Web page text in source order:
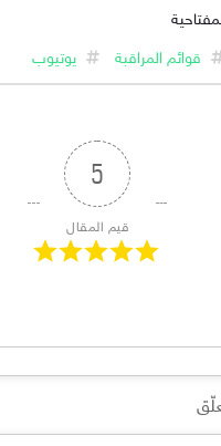
قوائم المراقبة يوتيوب
5
قيم المقال